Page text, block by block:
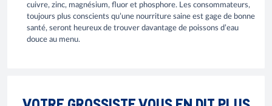
cuivre, zinc, magnésium, fluor et phosphore. Les consommateurs,
toujours plus conscients qu’une nourriture saine est gage de bonne
santé, seront heureux de trouver davantage de poissons d’eau
douce au menu.